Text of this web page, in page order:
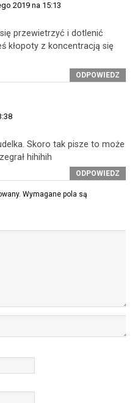
2019 na 15:13
przewietrzyć i dotlenić
kłopoty z koncentracją się
ODPOWIEDZ
Skoro tak pisze to może
hihihih
ODPOWIEDZ
Wymagane pola są